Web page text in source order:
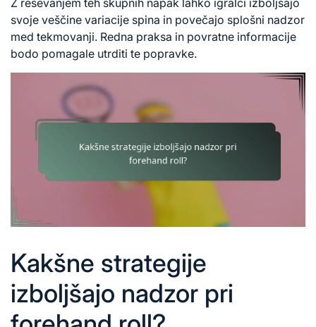
svoje veščine variacije spina in povečajo splošni nadzor
med tekmovanji. Redna praksa in povratne informacije
bodo pomagale utrditi te popravke.
Kakšne strategije
izboljšajo nadzor pri